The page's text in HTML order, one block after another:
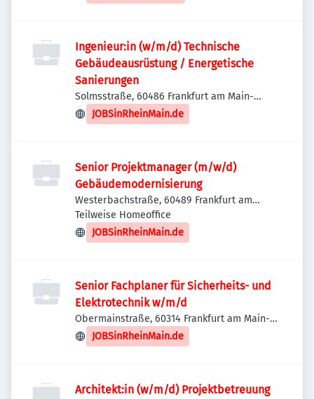
Ingenieur:in (w/m/d) Technische
Gebäudeausrüstung / Energetische
Sanierungen
Solmsstraße, 60486 Frankfurt am Main-
Innenstadt II, Deutschland
JOBSinRheinMain.de
Senior Projektmanager (m/w/d)
Gebäudemodernisierung
Westerbachstraße, 60489 Frankfurt am
Main-Frankfurt-Mitte-West, Deutschland
Teilweise Homeoffice
JOBSinRheinMain.de
Senior Fachplaner für Sicherheits- und
Elektrotechnik w/m/d
Obermainstraße, 60314 Frankfurt am Main-
Bornheim/Ostend, Deutschland
JOBSinRheinMain.de
Architekt:in (w/m/d) Projektbetreuung